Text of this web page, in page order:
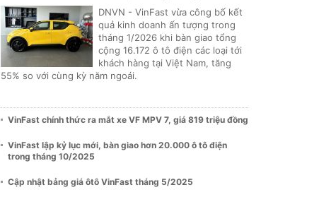
DNVN - VinFast vừa công bố kết
quả kinh doanh ấn tượng trong
tháng 1/2026 khi bàn giao tổng
cộng 16.172 ô tô điện các loại tới
khách hàng tại Việt Nam, tăng
55% so với cùng kỳ năm ngoái.
VinFast chính thức ra mắt xe VF MPV 7, giá 819 triệu đồng
VinFast lập kỷ lục mới, bàn giao hơn 20.000 ô tô điện
trong tháng 10/2025
Cập nhật bảng giá ôtô VinFast tháng 5/2025